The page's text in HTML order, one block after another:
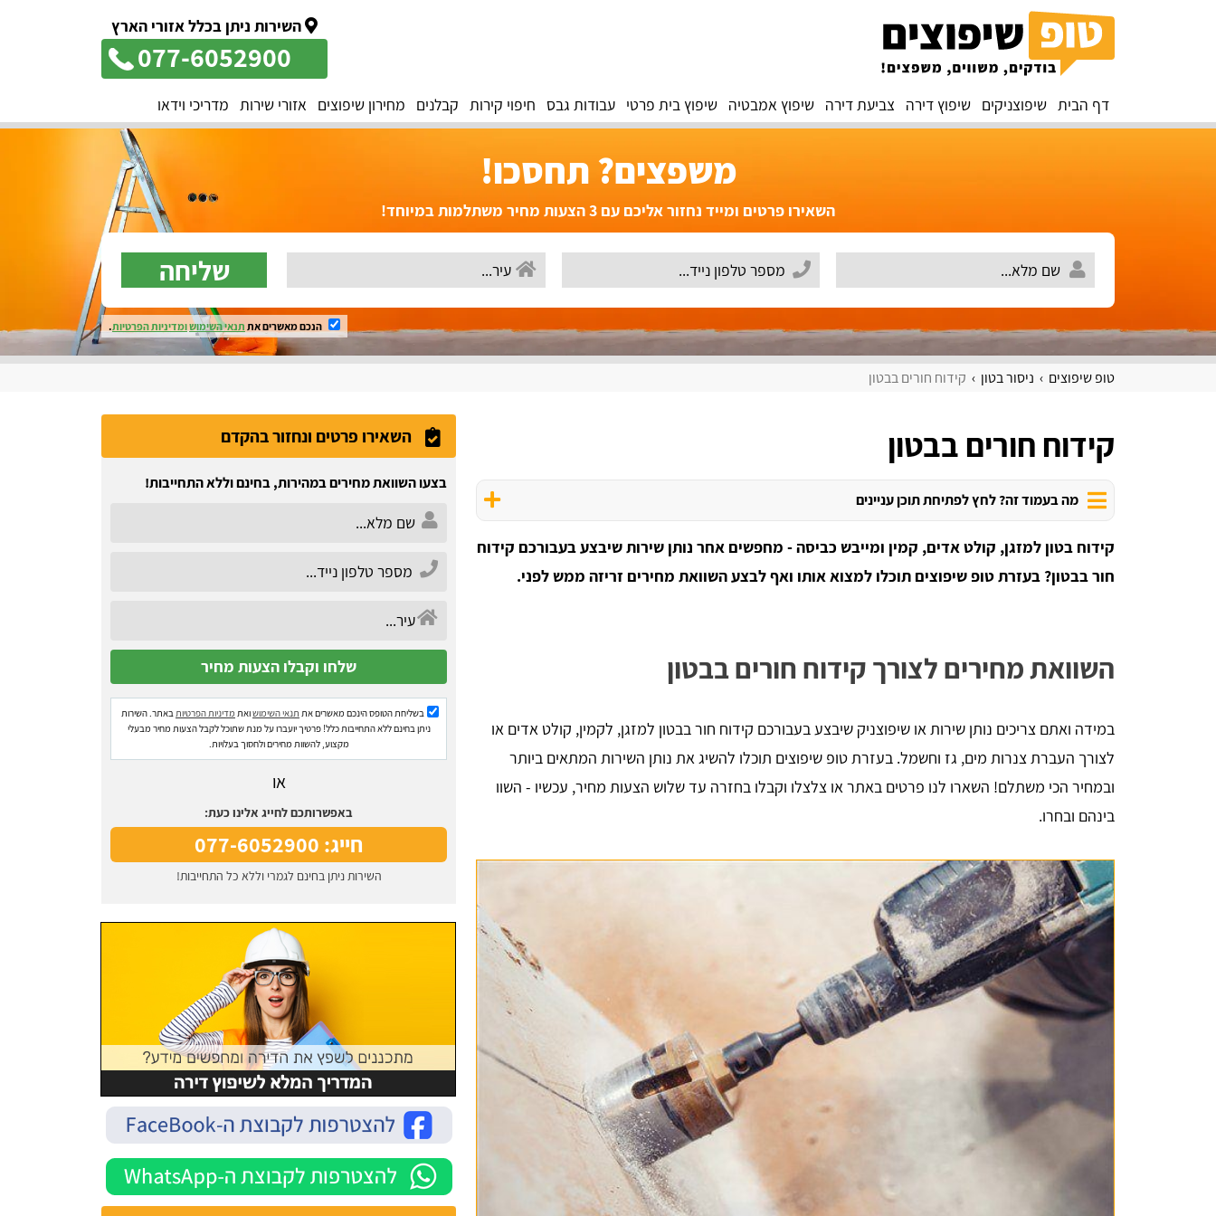
השירות ניתן בכלל אזורי הארץ
077-6052900
דף הבית שיפוצניקים שיפוץ דירה צביעת דירה שיפוץ אמבטיה שיפוץ בית פרטי עבודות גבס חיפוי קירות קבלנים מחירון שיפוצים אזורי שירות מדריכי וידאו
משפצים? תחסכו!
השאירו פרטים ומייד נחזור אליכם עם 3 הצעות מחיר משתלמות במיוחד!
שליחה
הנכם מאשרים את תנאי השימושומדיניות הפרטיות.
טופ שיפוצים ניסור בטון קידוח חורים בבטון
קידוח חורים בבטון
מה בעמוד זה? לחץ לפתיחת תוכן עניינים
קידוח בטון למזגן, קולט אדים, קמין ומייבש כביסה - מחפשים אחר נותן שירות שיבצע בעבורכם קידוח
חור בבטון? בעזרת טופ שיפוצים תוכלו למצוא אותו ואף לבצע השוואת מחירים זריזה ממש לפני.
השוואת מחירים לצורך קידוח חורים בבטון
במידה ואתם צריכים נותן שירות או שיפוצניק שיבצע בעבורכם קידוח חור בבטון למזגן, לקמין, קולט אדים או
לצורך העברת צנרות מים, גז וחשמל. בעזרת טופ שיפוצים תוכלו להשיג את נותן השירות המתאים ביותר
ובמחיר הכי משתלם! השארו לנו פרטים באתר או צלצלו וקבלו בחזרה עד שלוש הצעות מחיר, עכשיו - השוו
בינהם ובחרו.
השאירו פרטים ונחזור בהקדם
בצעו השוואת מחירים במהירות, בחינם וללא התחייבות!
בשליחת הטופס הינכם מאשרים את תנאי השימושואת מדיניות הפרטיותבאתר. השירות
ניתן בחינם ללא התחייבות כלל! פרטיך יועברו על מנת שתוכל לקבל הצעות מחיר מבעלי
מקצוע, להשוות מחירים ולחסוך בעלויות.
או
באפשרותכם לחייג אלינו כעת:
חייג: 077-6052900
השירות ניתן בחינם לגמרי וללא כל התחייבות!